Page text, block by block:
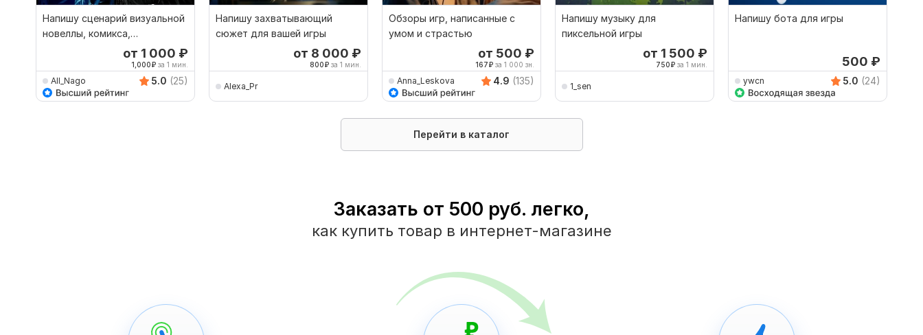
Напишу сценарий визуальной
новеллы, комикса,
компьютерной игрыот 1 000 ₽
1,000₽ за 1 мин.
All_Nago 5.0 (25)
Напишу захватывающий
сюжет для вашей игры
от 8 000 ₽
800₽ за 1 мин.
Alexa_Pr
Обзоры игр, написанные с
умом и страстью
от 500 ₽
167₽ за 1 000 зн.
Anna_Leskova 4.9 (135)
Напишу музыку для
пиксельной игры
от 1 500 ₽
750₽ за 1 мин.
1_sen
Напишу бота для игры
500 ₽
ywcn 5.0 (24)
Перейти в каталог
Заказать от 500 руб. легко,
как купить товар в интернет-магазине